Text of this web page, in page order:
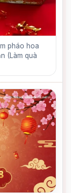
pháo hoa
(Làm quà